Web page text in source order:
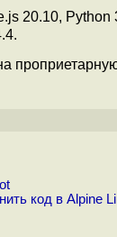
20.10, Python
код в Alpine